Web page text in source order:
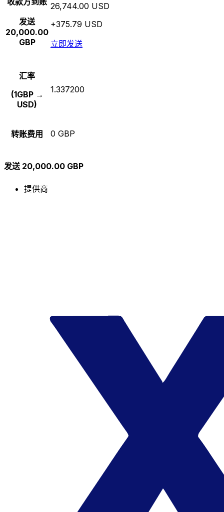
发送
20,000.00
GBP
26,744.00 USD
+375.79 USD
立即发送
汇率
(1GBP →
USD)
1.337200
转账费用 0 GBP
发送 20,000.00 GBP
提供商